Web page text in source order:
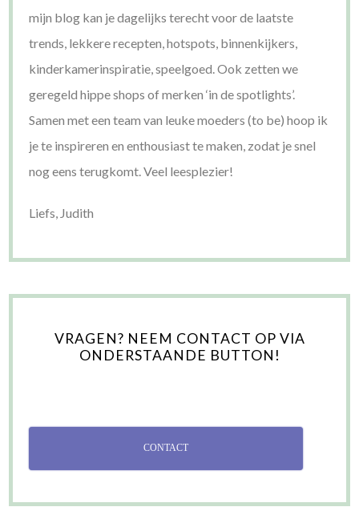
mijn blog kan je dagelijks terecht voor de laatste
trends, lekkere recepten, hotspots, binnenkijkers,
kinderkamerinspiratie, speelgoed. Ook zetten we
geregeld hippe shops of merken ‘in de spotlights’.
Samen met een team van leuke moeders (to be) hoop ik
je te inspireren en enthousiast te maken, zodat je snel
nog eens terugkomt. Veel leesplezier!
Liefs, Judith
VRAGEN? NEEM CONTACT OP VIA
ONDERSTAANDE BUTTON!
CONTACT